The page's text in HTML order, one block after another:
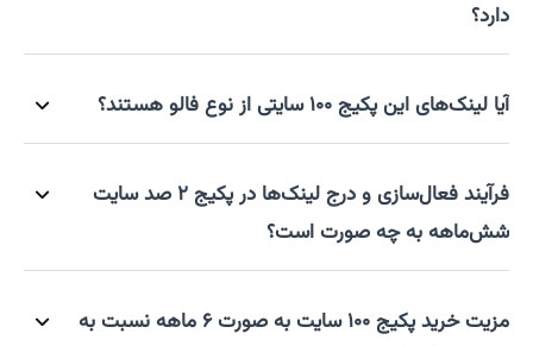
دارد؟
آیا لینک‌های این پکیج ۱۰۰ سایتی از نوع فالو هستند؟
فرآیند فعال‌سازی و درج لینک‌ها در پکیج ۲ صد سایت
شش‌ماهه به چه صورت است؟
مزیت خرید پکیج ۱۰۰ سایت به صورت ۶ ماهه نسبت به